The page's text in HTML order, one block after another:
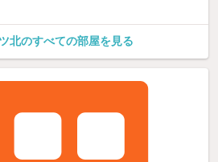
北のすべての部屋を見る